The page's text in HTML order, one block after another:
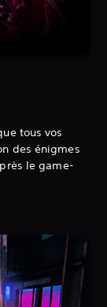
tous vos
des énigmes
le game-